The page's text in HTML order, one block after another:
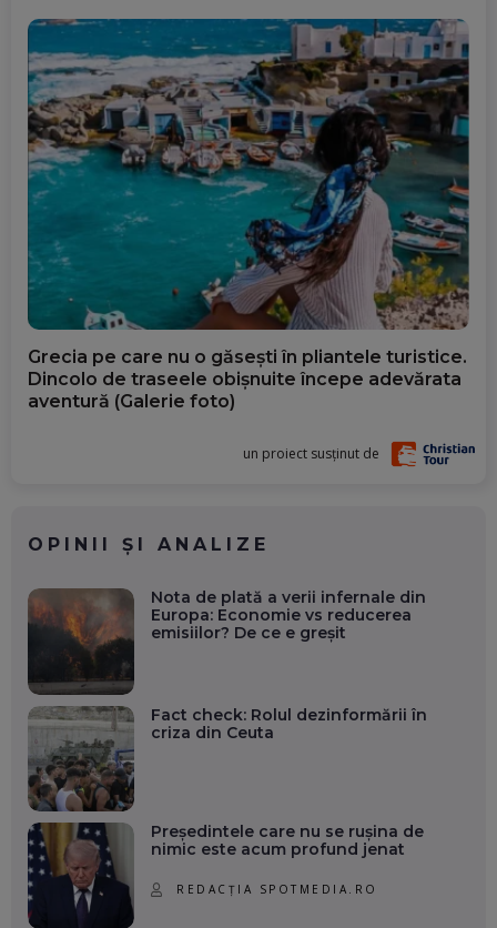
Grecia pe care nu o găsești în pliantele turistice.
Dincolo de traseele obișnuite începe adevărata
aventură (Galerie foto)
un proiect susținut de
OPINII ȘI ANALIZE
Nota de plată a verii infernale din
Europa: Economie vs reducerea
emisiilor? De ce e greșit
Fact check: Rolul dezinformării în
criza din Ceuta
Președintele care nu se rușina de
nimic este acum profund jenat
REDACȚIA SPOTMEDIA.RO